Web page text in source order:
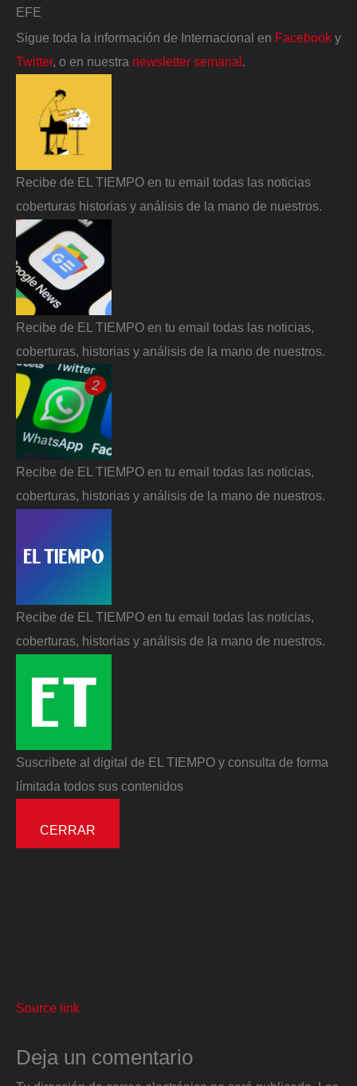
EFE
Sigue toda la información de Internacional en Facebook y
Twitter, o en nuestra newsletter semanal
Recibe de EL TIEMPO en tu email todas las noticias
coberturas historias y análisis de la mano de nuestros.
Recibe de EL TIEMPO en tu email todas las noticias,
coberturas, historias y análisis de la mano de nuestros.
Recibe de EL TIEMPO en tu email todas las noticias,
coberturas, historias y análisis de la mano de nuestros.
Recibe de EL TIEMPO en tu email todas las noticias,
coberturas, historias y análisis de la mano de nuestros.
Suscribete al digital de EL TIEMPO y consulta de forma
límitada todos sus contenidos
CERRAR
Source link
Deja un comentario